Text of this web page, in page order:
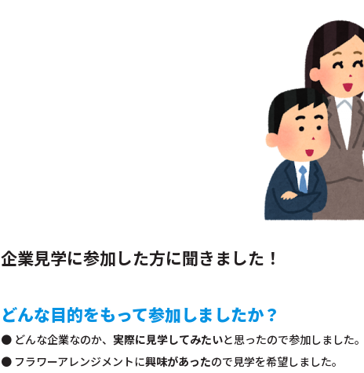
企業見学に参加した方に聞きました！
どんな目的をもって参加しましたか？
● どんな企業なのか、 実際に見学してみたいと思ったので参加しました。
● フラワーアレンジメントに興味があったので見学を希望しました。